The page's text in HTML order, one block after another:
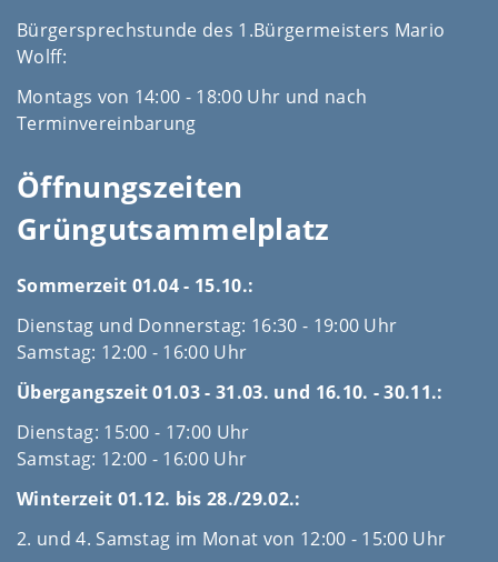
Bürgersprechstunde des 1.Bürgermeisters Mario
Wolff:
Montags von 14:00 - 18:00 Uhr und nach
Terminvereinbarung
Öffnungszeiten
Grüngutsammelplatz
Sommerzeit 01.04 - 15.10.:
Dienstag und Donnerstag: 16:30 - 19:00 Uhr
Samstag: 12:00 - 16:00 Uhr
Übergangszeit 01.03 - 31.03. und 16.10. - 30.11.:
Dienstag: 15:00 - 17:00 Uhr
Samstag: 12:00 - 16:00 Uhr
Winterzeit 01.12. bis 28./29.02.:
2. und 4. Samstag im Monat von 12:00 - 15:00 Uhr